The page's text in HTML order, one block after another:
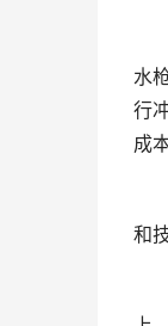
水
行
成
和